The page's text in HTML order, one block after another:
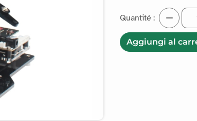
Quantité :
Aggiungi al